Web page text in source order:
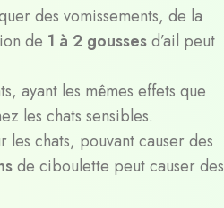
des vomissements, de la
de 1 à 2 goussesd’ail peut
ayant les mêmes effets que
les chats sensibles.
chats, pouvant causer des
de ciboulette peut causer des